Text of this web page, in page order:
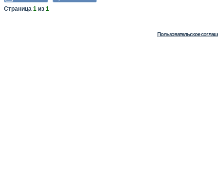
Страница 1 из 1
Пользовательское